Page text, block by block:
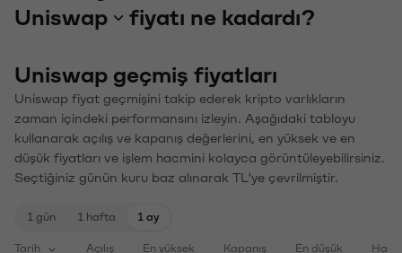
Uniswap
fiyatı ne kadardı?
Uniswap geçmiş fiyatları
Uniswap fiyat geçmişini takip ederek kripto varlıkların
zaman içindeki performansını izleyin. Aşağıdaki tabloyu
kullanarak açılış ve kapanış değerlerini, en yüksek ve en
düşük fiyatları ve işlem hacmini kolayca görüntüleyebilirsiniz.
Seçtiğiniz günün kuru baz alınarak TL'ye çevrilmiştir.
1 gün 1 hafta 1 ay
Tarih Açılış En yüksek Kapanış En düşük